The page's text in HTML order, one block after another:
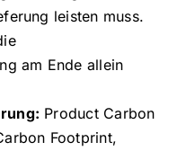
leisten muss.
am Ende allein
Product Carbon
Footprint,